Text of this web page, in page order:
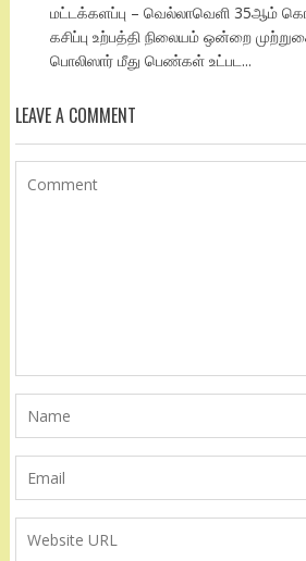
மட்டக்களப்பு – வெல்லாவெளி 35ஆம்
கசிப்பு உற்பத்தி நிலையம் ஒன்றை
பொலிஸார் மீது பெண்கள் உட்பட...
LEAVE A COMMENT